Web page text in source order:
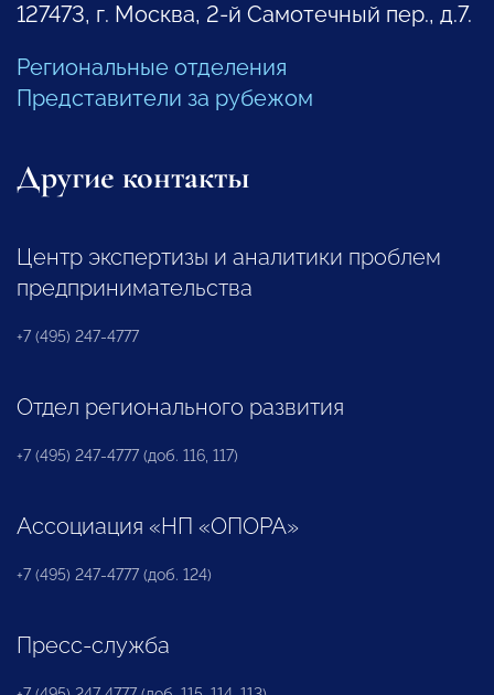
127473, г. Москва, 2-й Самотечный пер., д.7.
Региональные отделения
Представители за рубежом
Другие контакты
Центр экспертизы и аналитики проблем
предпринимательства
+7 (495) 247-4777
Отдел регионального развития
+7 (495) 247-4777 (доб. 116, 117)
Ассоциация «НП «ОПОРА»
+7 (495) 247-4777 (доб. 124)
Пресс-служба